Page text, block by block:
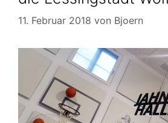
11. Februar 2018 von Bjoern